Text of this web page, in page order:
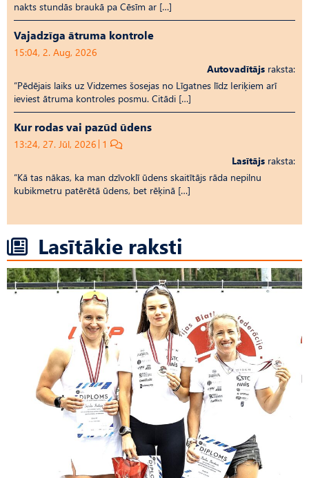
nakts stundās braukā pa Cēsīm ar […]
Vajadzīga ātruma kontrole
15:04, 2. Aug, 2026
Autovadītājs raksta:
“Pēdējais laiks uz Vid­ze­mes šosejas no Līgatnes līdz Ieriķiem arī
ieviest ātruma kontroles posmu. Citādi […]
Kur rodas vai pazūd ūdens
13:24, 27. Jūl, 2026 1
Lasītājs raksta:
“Kā tas nākas, ka man dzīvoklī ūdens skaitītājs rāda nepilnu
kubikmetru patērētā ūdens, bet rēķinā […]
Lasītākie raksti